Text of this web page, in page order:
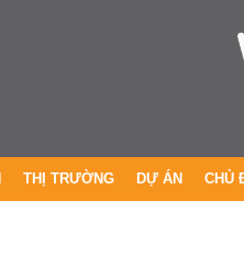
THỊ TRƯỜNG DỰ ÁN CHỦ